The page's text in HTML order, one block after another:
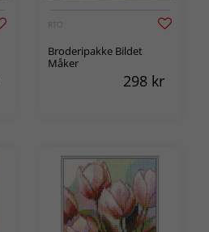
RTO
Broderipakke Bildet
Måker
298 kr